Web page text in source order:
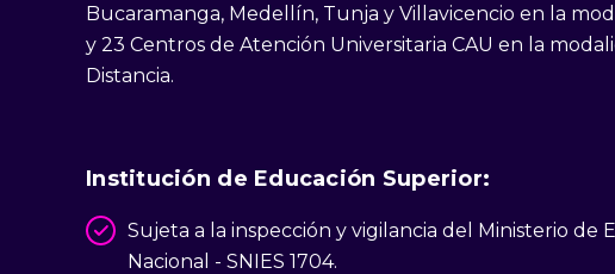
Bucaramanga, Medellín, Tunja y Villavicencio en la
y 23 Centros de Atención Universitaria CAU en la
Distancia.
Institución de Educación Superior:
Sujeta a la inspección y vigilancia del Ministerio de
Nacional - SNIES 1704.